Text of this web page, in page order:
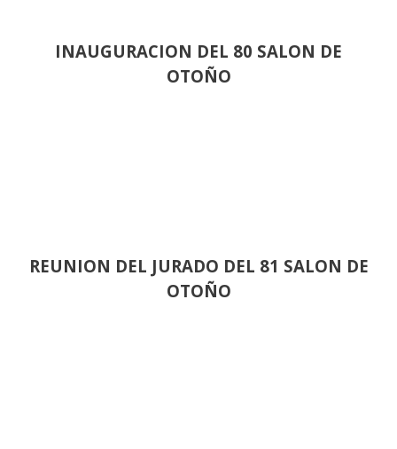
INAUGURACION DEL 80 SALON DE
OTOÑO
REUNION DEL JURADO DEL 81 SALON DE
OTOÑO